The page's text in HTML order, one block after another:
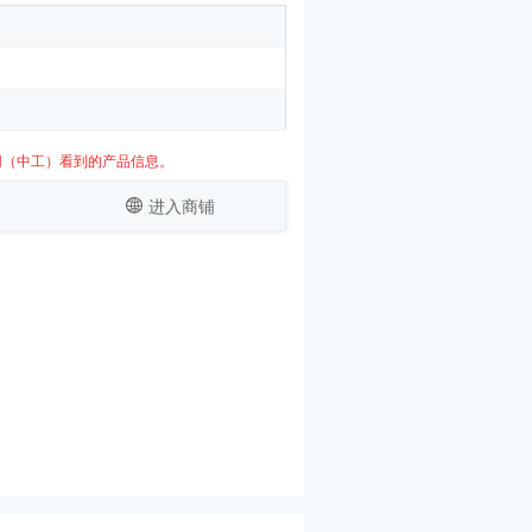
中工）看到的产品信息。
进入商铺